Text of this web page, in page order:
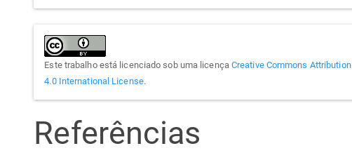
Este trabalho está licenciado sob uma licença Creative Commons Attribution
4.0 International License.
Referências